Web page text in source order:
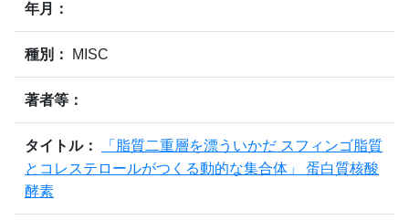
年月：
種別： MISC
著者等：
タイトル：
「脂質二重層を漂ういかだ スフィンゴ脂質
とコレステロールがつくる動的な集合体」 蛋白質核酸
酵素